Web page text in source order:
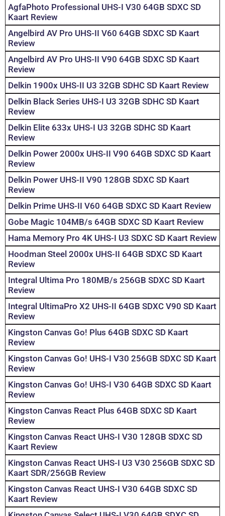
AgfaPhoto Professional UHS-I V30 64GB SDXC SD
Kaart Review
Angelbird AV Pro UHS-II V60 64GB SDXC SD Kaart
Review
Angelbird AV Pro UHS-II V90 64GB SDXC SD Kaart
Review
Delkin 1900x UHS-II U3 32GB SDHC SD Kaart Review
Delkin Black Series UHS-I U3 32GB SDHC SD Kaart
Review
Delkin Elite 633x UHS-I U3 32GB SDHC SD Kaart
Review
Delkin Power 2000x UHS-II V90 64GB SDXC SD Kaart
Review
Delkin Power UHS-II V90 128GB SDXC SD Kaart
Review
Delkin Prime UHS-II V60 64GB SDXC SD Kaart Review
Gobe Magic 104MB/s 64GB SDXC SD Kaart Review
Hama Memory Pro 4K UHS-I U3 SDXC SD Kaart Review
Hoodman Steel 2000x UHS-II 64GB SDXC SD Kaart
Review
Integral Ultima Pro 180MB/s 256GB SDXC SD Kaart
Review
Integral UltimaPro X2 UHS-II 64GB SDXC V90 SD Kaart
Review
Kingston Canvas Go! Plus 64GB SDXC SD Kaart
Review
Kingston Canvas Go! UHS-I V30 256GB SDXC SD Kaart
Review
Kingston Canvas Go! UHS-I V30 64GB SDXC SD Kaart
Review
Kingston Canvas React Plus 64GB SDXC SD Kaart
Review
Kingston Canvas React UHS-I V30 128GB SDXC SD
Kaart Review
Kingston Canvas React UHS-I U3 V30 256GB SDXC SD
Kaart SDR/256GB Review
Kingston Canvas React UHS-I V30 64GB SDXC SD
Kaart Review